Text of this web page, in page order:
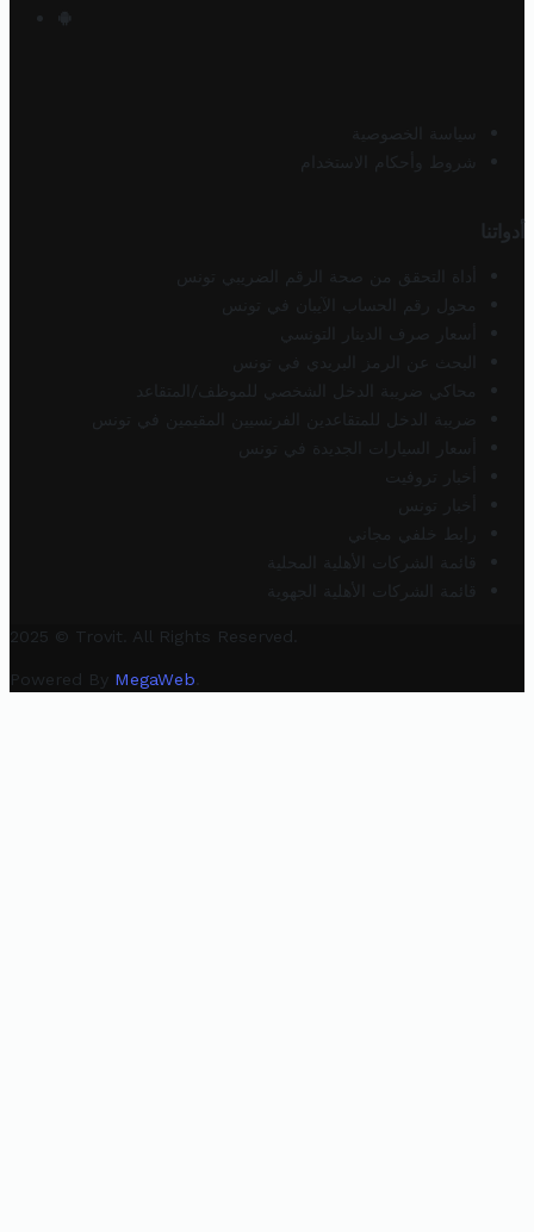
سياسة الخصوصية
شروط وأحكام الاستخدام
أدواتنا
أداة التحقق من صحة الرقم الضريبي تونس
محول رقم الحساب الآيبان في تونس
أسعار صرف الدينار التونسي
البحث عن الرمز البريدي في تونس
محاكي ضريبة الدخل الشخصي للموظف/المتقاعد
ضريبة الدخل للمتقاعدين الفرنسيين المقيمين في تونس
أسعار السيارات الجديدة في تونس
أخبار تروفيت
أخبار تونس
رابط خلفي مجاني
قائمة الشركات الأهلية المحلية
قائمة الشركات الأهلية الجهوية
2025 © Trovit. All Rights Reserved.
Powered By MegaWeb